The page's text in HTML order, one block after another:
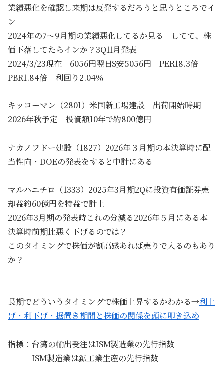
業績悪化を確認し来期は反発するだろうと思うところでイ
ン
2024年の7～9月期の業績悪化してるか見る してて、株
価下落してたらインか？3Q11月発表
2024/3/23現在 6056円翌日S安5056円 PER18.3倍
PBR1.84倍 利回り2.04％
キッコーマン（2801）米国新工場建設 出荷開始時期
2026年秋予定 投資額10年で約800億円
ナカノフドー建設（1827）2026年３月期の本決算時に配
当性向・DOEの発表をすると中計にある
マルハニチロ（1333）2025年3月期2Qに投資有価証券売
却益約60億円を特益で計上
2026年3月期の発表時これの分減る2026年５月にある本
決算時前期比悪く下げるのでは？
このタイミングで株価が割高感あれば売りで入るのもあり
か？
長期でどういうタイミングで株価上昇するかわかる→利上
げ・利下げ・据置き期間と株価の関係を頭に叩き込め
指標：台湾の輸出受注はISM製造業の先行指数
ISM製造業は鉱工業生産の先行指数